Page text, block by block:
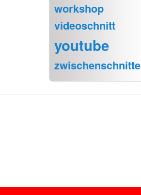
workshop
videoschnitt
youtube
zwischenschnitte